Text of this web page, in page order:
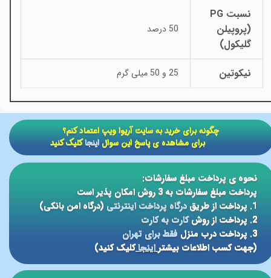
نسبت PG
(پروپیلن
گلیکول)
50 درصد
نیکوتین 25 و 50 میلی گرم
نحوه ی پرداخت مبلغ سفارشات:
پرداخت مبلغ سفارشات به 3 روش امکان پذیر است
1. پرداخت از طریق
درگاه پرداخت اینترنتی(درگاه امن بانکی)
2. پرداخت از روش
کارت به کارت
3. پرداخت درب منزل
فقط برای تهران
(جهت کسب اطلاعات بیشتر اینجاکلیک کنید)
​​چگونه برای خرید به سایت آریوا ویپ اعتماد کنم؟
برای مشاهده ی پاسخ این سوالاینجاکلیک کنید